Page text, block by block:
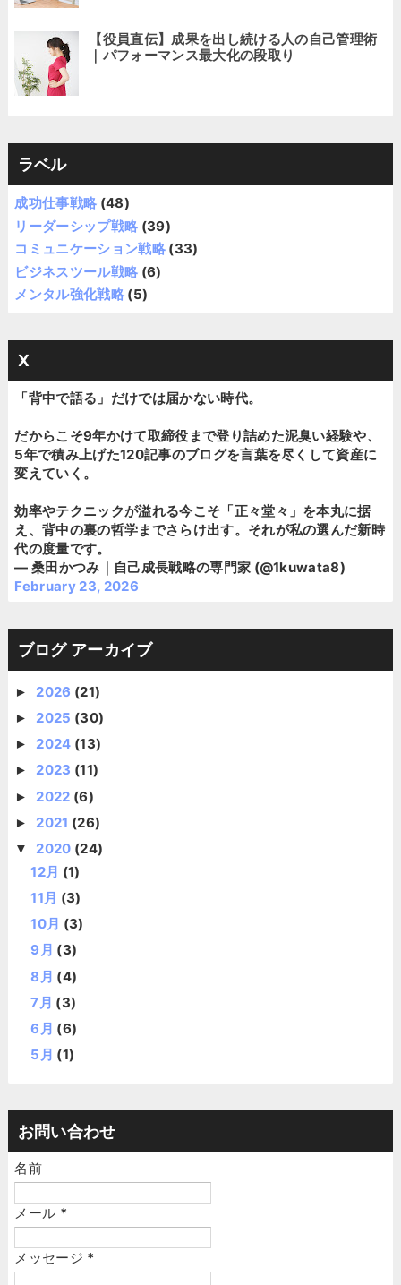
【役員直伝】成果を出し続ける人の自己管理術
｜パフォーマンス最大化の段取り
ラベル
成功仕事戦略 (48)
リーダーシップ戦略 (39)
コミュニケーション戦略 (33)
ビジネスツール戦略 (6)
メンタル強化戦略 (5)
X
「背中で語る」だけでは届かない時代。
だからこそ9年かけて取締役まで登り詰めた泥臭い経験や、
5年で積み上げた120記事のブログを言葉を尽くして資産に
変えていく。
効率やテクニックが溢れる今こそ「正々堂々」を本丸に据
え、背中の裏の哲学までさらけ出す。それが私の選んだ新時
代の度量です。
— 桑田かつみ｜自己成長戦略の専門家 (@1kuwata8)
February 23, 2026
ブログ アーカイブ
► 2026 (21)
► 2025 (30)
► 2024 (13)
► 2023 (11)
► 2022 (6)
► 2021 (26)
▼ 2020 (24)
12月 (1)
11月 (3)
10月 (3)
9月 (3)
8月 (4)
7月 (3)
6月 (6)
5月 (1)
お問い合わせ
名前
メール *
メッセージ *